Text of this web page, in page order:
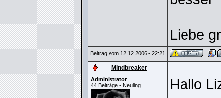
Liebe
Beitrag vom 12.12.2006 - 22:21
Mindbreaker
Administrator
44 Beiträge - Neuling
Hallo